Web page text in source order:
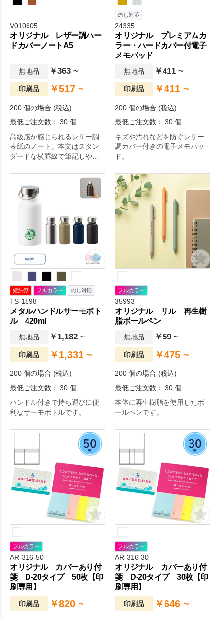
V010605
オリジナル レザー調ハー
ドカバーノートA5
無地品 ￥363 ~
印刷品 ￥517 ~
200 個の場合 (税込)
最低ご注文数： 30 個
高級感が感じられるレザー調
表紙のノート。本文はスタン
ダードな横罫線で筆記しやす
のし対応
24335
オリジナル プレミアムカ
ラー・ハードカバー付電子
メモパッド
無地品 ￥411 ~
印刷品 ￥411 ~
200 個の場合 (税込)
最低ご注文数： 30 個
キズや汚れなどを防ぐレザー
調カバー付きの電子メモパッ
ド。
短納期 フルカラー のし対応
TS-1898
メタルハンドルサーモボト
ル 420ml
無地品 ￥1,182 ~
印刷品 ￥1,331 ~
200 個の場合 (税込)
最低ご注文数： 30 個
ハンドル付きで持ち運びに便
利なサーモボトルです。
フルカラー
35993
オリジナル リル 再生樹
脂ボールペン
無地品 ￥59 ~
印刷品 ￥475 ~
200 個の場合 (税込)
最低ご注文数： 30 個
本体に再生樹脂を使用したボ
ールペンです。
フルカラー
AR-316-50
オリジナル カバーあり付
箋 D-20タイプ 50枚【印
刷専用】
印刷品 ￥820 ~
フルカラー
AR-316-30
オリジナル カバーあり付
箋 D-20タイプ 30枚【印
刷専用】
印刷品 ￥646 ~